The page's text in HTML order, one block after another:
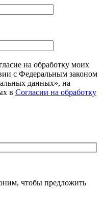
на обработку моих
с Федеральным законом
данных», на
в Согласии на обработку
чтобы предложить